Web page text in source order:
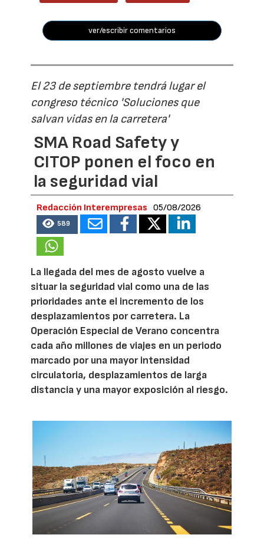
ver/escribir comentarios
El 23 de septiembre tendrá lugar el
congreso técnico 'Soluciones que
salvan vidas en la carretera'
SMA Road Safety y
CITOP ponen el foco en
la seguridad vial
Redacción Interempresas 05/08/2026
589
La llegada del mes de agosto vuelve a
situar la seguridad vial como una de las
prioridades ante el incremento de los
desplazamientos por carretera. La
Operación Especial de Verano concentra
cada año millones de viajes en un periodo
marcado por una mayor intensidad
circulatoria, desplazamientos de larga
distancia y una mayor exposición al riesgo.